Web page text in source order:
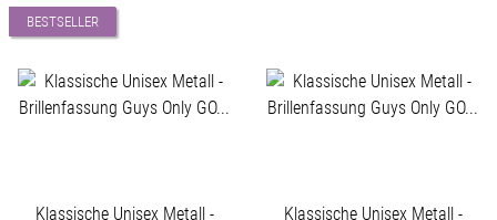
BESTSELLER
Klassische Unisex Metall - Klassische Unisex Metall -